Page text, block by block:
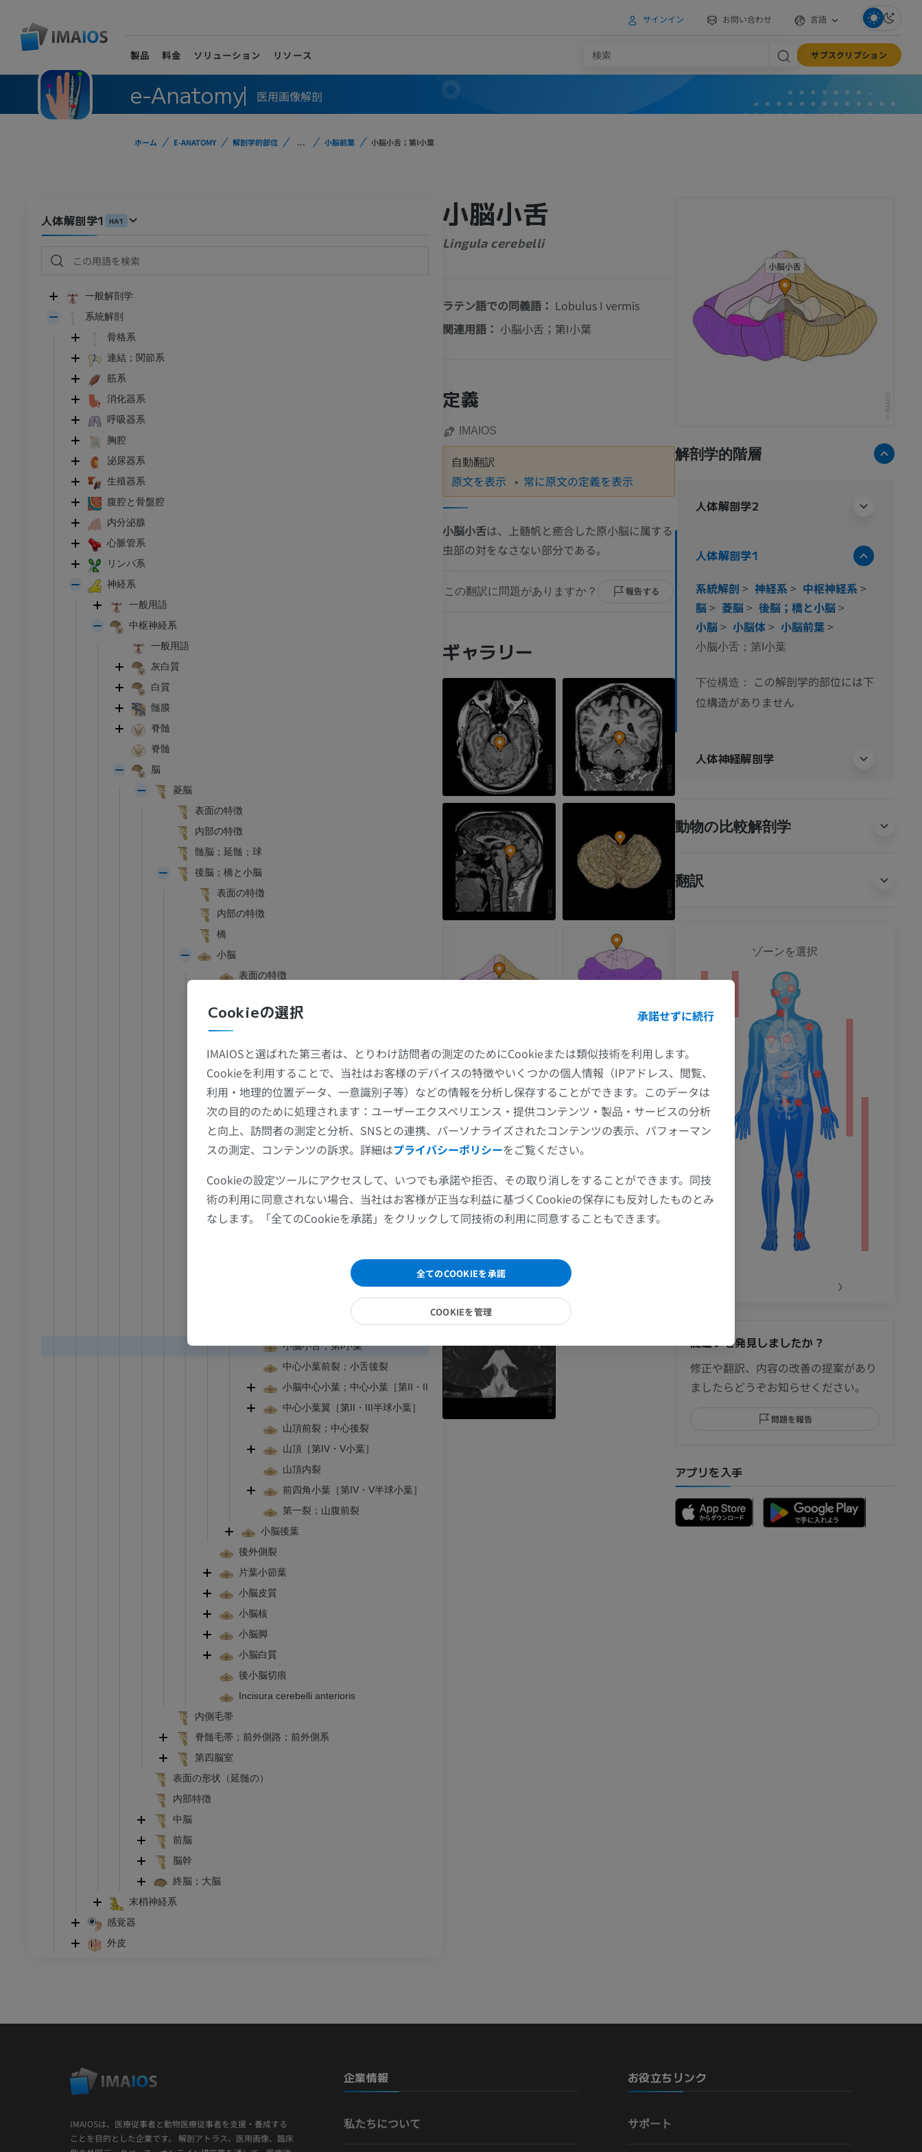
サインイン お問い合わせ 言語
製品 料金 ソリューション リソース サブスクリプション
e-Anatomy 医用画像解剖
ホーム E-ANATOMY 解剖学的部位 ... 小脳前葉 小脳小舌；第I小葉
人体解剖学1 HA1
一般解剖学
系統解剖
骨格系
連結；関節系
筋系
消化器系
呼吸器系
胸腔
泌尿器系
生殖器系
腹腔と骨盤腔
内分泌腺
心脈管系
リンパ系
神経系
一般用語
中枢神経系
一般用語
灰白質
白質
髄膜
脊髄
脊髄
脳
菱脳
表面の特徴
内部の特徴
髄脳；延髄；球
後脳；橋と小脳
表面の特徴
内部の特徴
橋
小脳
表面の特徴
内部の特徴
小脳回
小脳半球［第II-X半球小葉］
小脳半球
小脳谷
小脳虫部［第I-X小葉］
前庭小脳
脊髄小脳
橋小脳
小脳小舌；第I小葉
中心小葉前裂；小舌後裂
小脳中心小葉；中心小葉［第II・III小葉］
中心小葉翼［第II・III半球小葉］
山頂前裂；中心後裂
山頂［第IV・V小葉］
山頂内裂
前四角小葉［第IV・V半球小葉］
第一裂；山腹前裂
小脳後葉
後外側裂
片葉小節葉
小脳皮質
小脳核
小脳脚
小脳白質
後小脳切痕
Incisura cerebelli anterioris
内側毛帯
脊髄毛帯；前外側路；前外側系
第四脳室
表面の形状（延髄の）
内部特徴
中脳
前脳
脳幹
終脳；大脳
末梢神経系
感覚器
外皮
小脳小舌
Lingula cerebelli
ラテン語での同義語： Lobulus I vermis
関連用語： 小脳小舌；第I小葉
定義
IMAIOS
自動翻訳
原文を表示 常に原文の定義を表示
小脳小舌は、上髄帆と癒合した原小脳に属する
虫部の対をなさない部分である。
この翻訳に問題がありますか？ 報告する
ギャラリー
解剖学的階層
人体解剖学2
人体解剖学1
系統解剖 > 神経系> 中枢神経系>
脳> 菱脳> 後脳；橋と小脳>
小脳> 小脳体> 小脳前葉>
小脳小舌；第I小葉
下位構造：
この解剖学的部位には下
位構造がありません
人体神経解剖学
動物の比較解剖学
翻訳
足根MRI
上肢MRI
肩関節MRI
MRI
プレミアム
手関節MRI
MRI
プレミアム
肘関節MRI
MRI
手部MRI
MRI
プレミアム
上肢X線
X線画像
プレミアム
上肢
イラストレーション
上肢動脈造影
下肢
下肢X線
X線画像
無料
下肢MRI
MRI
プレミアム
股関節MRI
MRI
膝 MRI
MRI
プレミアム
CT関節造影
ゾーンを選択
›
間違いを発見しましたか？
修正や翻訳、内容の改善の提案があり
ましたらどうぞお知らせください。
問題を報告
アプリを入手
IMAIOSは、医療従事者と動物医療従事者を支援・養成する
ことを目的とした企業です。 解剖アトラス、医用画像、臨床
企業情報
私たちについて
お役立ちリンク
サポート
Cookieの選択 承諾せずに続行
IMAIOSと選ばれた第三者は、とりわけ訪問者の測定のためにCookieまたは類似技術を利用します。
Cookieを利用することで、当社はお客様のデバイスの特徴やいくつかの個人情報（IPアドレス、閲覧、
利用・地理的位置データ、一意識別子等）などの情報を分析し保存することができます。このデータは
次の目的のために処理されます：ユーザーエクスペリエンス・提供コンテンツ・製品・サービスの分析
と向上、訪問者の測定と分析、SNSとの連携、パーソナライズされたコンテンツの表示、パフォーマン
スの測定、コンテンツの訴求。詳細はプライバシーポリシーをご覧ください。
Cookieの設定ツールにアクセスして、いつでも承諾や拒否、その取り消しをすることができます。同技
術の利用に同意されない場合、当社はお客様が正当な利益に基づくCookieの保存にも反対したものとみ
なします。「全てのCookieを承諾」をクリックして同技術の利用に同意することもできます。
全てのCOOKIEを承諾
COOKIEを管理